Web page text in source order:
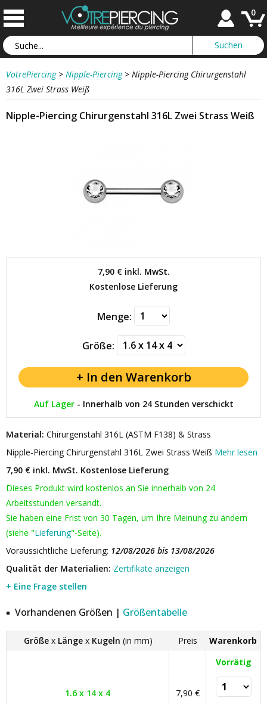
0
VotrePiercing > Nipple-Piercing > Nipple-Piercing Chirurgenstahl
316L Zwei Strass Weiß
Nipple-Piercing Chirurgenstahl 316L Zwei Strass Weiß
7,90 €inkl. MwSt.
Kostenlose Lieferung
Menge:
Größe:
Auf Lager- Innerhalb von 24 Stunden verschickt
Material: Chirurgenstahl 316L (ASTM F138) & Strass
Nipple-Piercing Chirurgenstahl 316L Zwei Strass Weiß Mehr lesen
7,90 € inkl. MwSt. Kostenlose Lieferung
Dieses Produkt wird kostenlos an Sie innerhalb von 24
Arbeitsstunden versandt.
Sie haben eine Frist von 30 Tagen, um Ihre Meinung zu ändern
(siehe "Lieferung"-Seite).
Voraussichtliche Lieferung: 12/08/2026 bis 13/08/2026
Qualität der Materialien: Zertifikate anzeigen
+ Eine Frage stellen
Vorhandenen Größen | Größentabelle
Größe x Länge x Kugeln (in mm) Preis Warenkorb
1.6 x 14 x 4 7,90 €
Vorrätig